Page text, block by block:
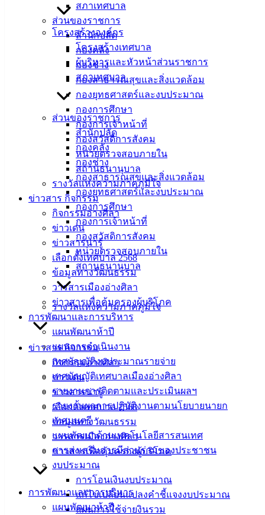
สภาเทศบาล
ส่วนของราชการ
สำนักปลัด
กองคลัง
กองช่าง
กองสาธารณสุขและสิ่งแวดล้อม
กองยุทธศาสตร์และงบประมาณ
กองการศึกษา
กองการเจ้าหน้าที่
กองสวัสดิการสังคม
หน่วยตรวจสอบภายใน
สถานธนานุบาล
รางวัลแห่งความภาคภูมิใจ
ข่าวสาร กิจกรรม
กิจกรรมอ่างศิลา
ข่าวเด่น
ข่าวสารน่ารู้
เลือกตั้งเทศบาล 2568
ข้อมูลทางวัฒนธรรม
วารสารเมืองอ่างศิลา
ข่าวสารเพื่อคุ้มครองผู้บริโภค
การพัฒนาและการบริหาร
แผนพัฒนาห้าปี
แผนการดำเนินงาน
เทศบัญญัติงบประมาณรายจ่าย
เทศบัญญัติเทศบาลเมืองอ่างศิลา
รายงานการติดตามและประเมินผลฯ
รายงานผลการปฏิบัติงานตามนโยบายนายก
เทศมนตรี
แผนพัฒนาด้านเทคโนโลยีสารสนเทศ
การส่งเสริมการมีส่วนร่วมของประชาชน
งบประมาณ
การโอนเงินงบประมาณ
แก้ไขเปลี่ยนแปลงคำชี้แจงงบประมาณ
แผนการใช้จ่ายงินรวม
โครงสร้างองค์กร
โครงสร้างเทศบาล
ผู้บริหารและหัวหน้าส่วนราชการ
สภาเทศบาล
ส่วนของราชการ
สำนักปลัด
กองคลัง
กองช่าง
กองสาธารณสุขและสิ่งแวดล้อม
กองยุทธศาสตร์และงบประมาณ
กองการศึกษา
กองการเจ้าหน้าที่
กองสวัสดิการสังคม
หน่วยตรวจสอบภายใน
สถานธนานุบาล
รางวัลแห่งความภาคภูมิใจ
ข่าวสาร กิจกรรม
กิจกรรมอ่างศิลา
ข่าวเด่น
ข่าวสารน่ารู้
เลือกตั้งเทศบาล 2568
ข้อมูลทางวัฒนธรรม
วารสารเมืองอ่างศิลา
ข่าวสารเพื่อคุ้มครองผู้บริโภค
การพัฒนาและการบริหาร
แผนพัฒนาห้าปี
เมืองอ่าง
อ่างศิลา 90/338
อ.เมือง จ.ชลบุรี
038-
142-100-104
บริการ
ประชาชน
ดาวน์โหลด
แบบ
ฟอร์ม,
เอกสาร
คู่มือ
สำหรับ
ประชาชน/
คู่มือการ
ปฏิบัติ
งาน
ข่าวสาร
น่ารู้
ศุนย์
ข้อมูล
ข่าวสาร
อิเล็กทรอนิกส์